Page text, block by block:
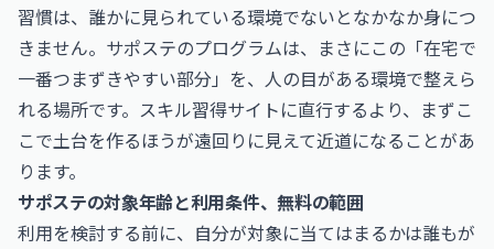
習慣は、誰かに見られている環境でないとなかなか身につ
きません。サポステのプログラムは、まさにこの「在宅で
一番つまずきやすい部分」を、人の目がある環境で整えら
れる場所です。スキル習得サイトに直行するより、まずこ
こで土台を作るほうが遠回りに見えて近道になることがあ
ります。
サポステの対象年齢と利用条件、無料の範囲
利用を検討する前に、自分が対象に当てはまるかは誰もが